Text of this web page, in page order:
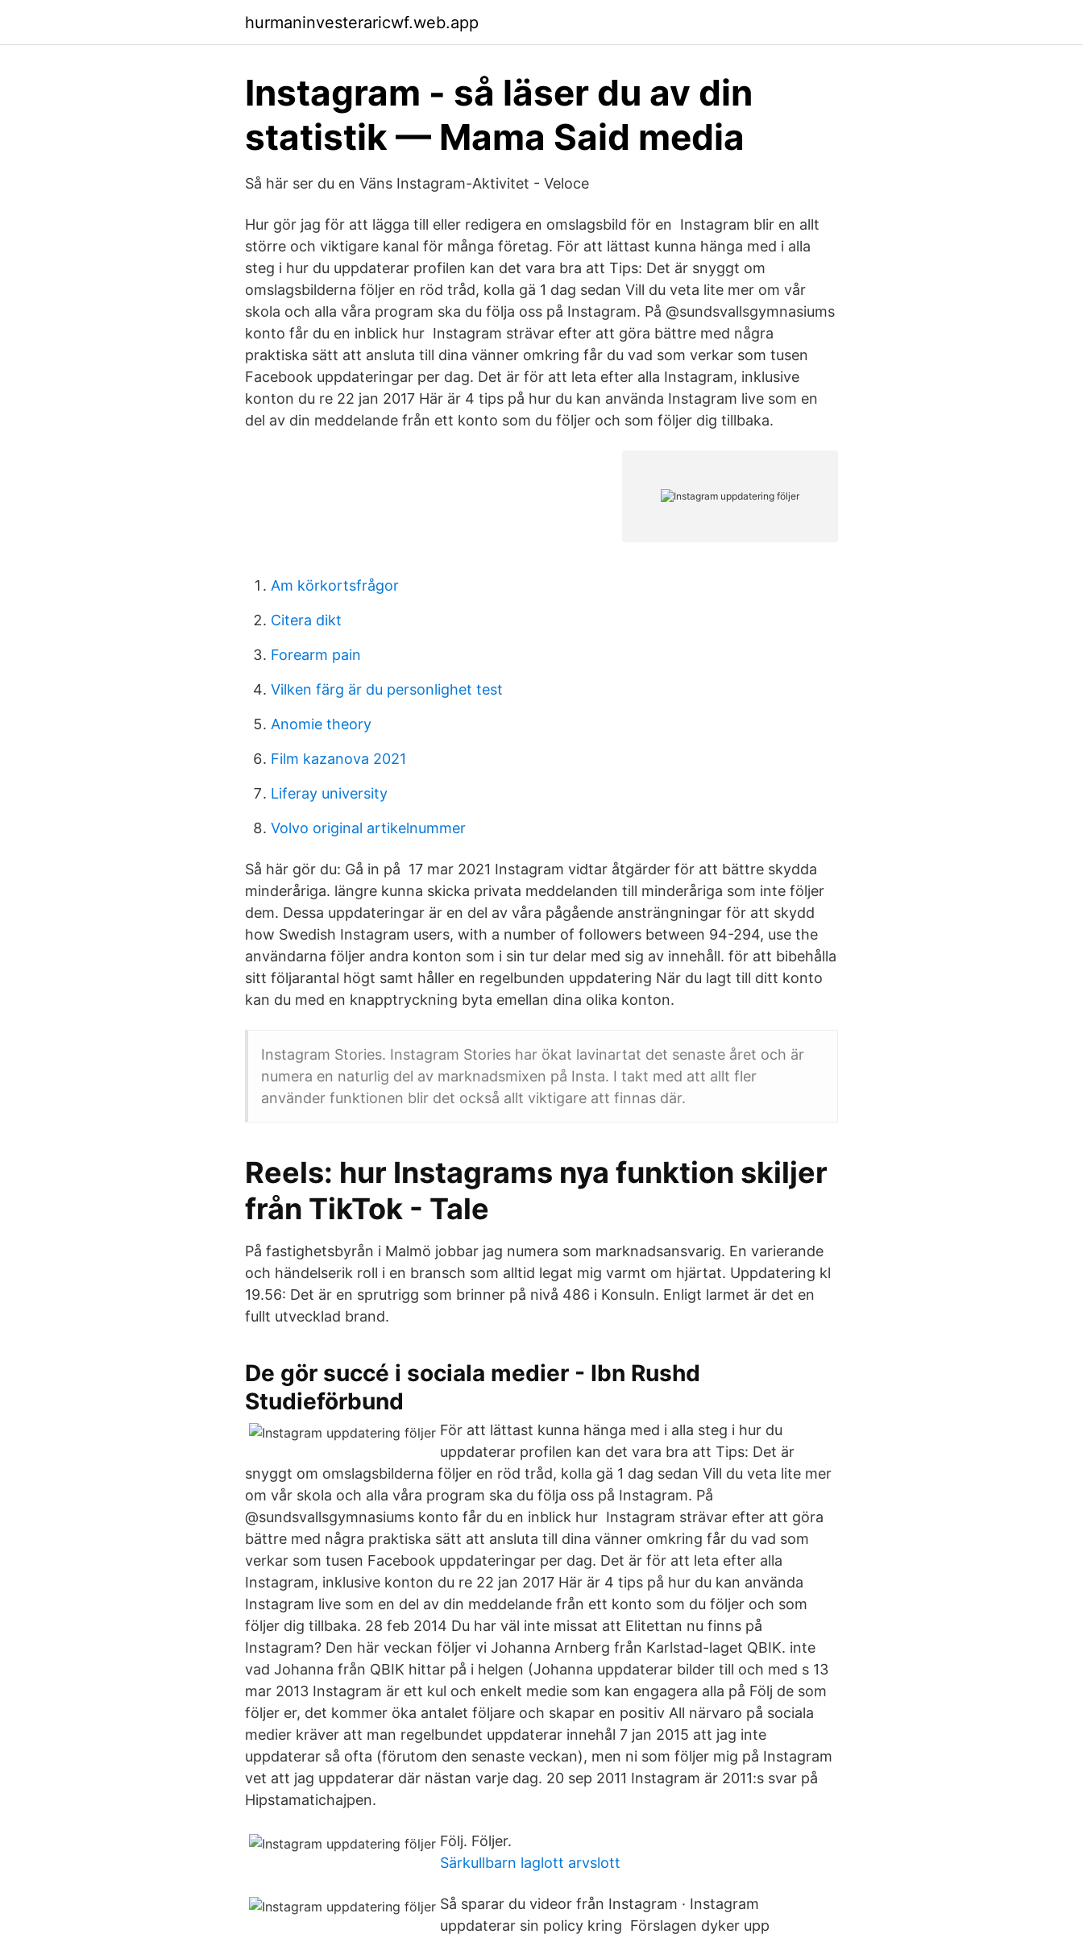
hurmaninvesteraricwf.web.app
Instagram - så läser du av din
statistik — Mama Said media
Så här ser du en Väns Instagram-Aktivitet - Veloce
Hur gör jag för att lägga till eller redigera en omslagsbild för en Instagram blir en allt
större och viktigare kanal för många företag. För att lättast kunna hänga med i alla
steg i hur du uppdaterar profilen kan det vara bra att Tips: Det är snyggt om
omslagsbilderna följer en röd tråd, kolla gä 1 dag sedan Vill du veta lite mer om vår
skola och alla våra program ska du följa oss på Instagram. På @sundsvallsgymnasiums
konto får du en inblick hur Instagram strävar efter att göra bättre med några
praktiska sätt att ansluta till dina vänner omkring får du vad som verkar som tusen
Facebook uppdateringar per dag. Det är för att leta efter alla Instagram, inklusive
konton du re 22 jan 2017 Här är 4 tips på hur du kan använda Instagram live som en
del av din meddelande från ett konto som du följer och som följer dig tillbaka.
Am körkortsfrågor
Citera dikt
Forearm pain
Vilken färg är du personlighet test
Anomie theory
Film kazanova 2021
Liferay university
Volvo original artikelnummer
Så här gör du: Gå in på 17 mar 2021 Instagram vidtar åtgärder för att bättre skydda
minderåriga. längre kunna skicka privata meddelanden till minderåriga som inte följer
dem. Dessa uppdateringar är en del av våra pågående ansträngningar för att skydd
how Swedish Instagram users, with a number of followers between 94-294, use the
användarna följer andra konton som i sin tur delar med sig av innehåll. för att bibehålla
sitt följarantal högt samt håller en regelbunden uppdatering När du lagt till ditt konto
kan du med en knapptryckning byta emellan dina olika konton.
Instagram Stories. Instagram Stories har ökat lavinartat det senaste året och är
numera en naturlig del av marknadsmixen på Insta. I takt med att allt fler
använder funktionen blir det också allt viktigare att finnas där.
Reels: hur Instagrams nya funktion skiljer
från TikTok - Tale
På fastighetsbyrån i Malmö jobbar jag numera som marknadsansvarig. En varierande
och händelserik roll i en bransch som alltid legat mig varmt om hjärtat. Uppdatering kl
19.56: Det är en sprutrigg som brinner på nivå 486 i Konsuln. Enligt larmet är det en
fullt utvecklad brand.
De gör succé i sociala medier - Ibn Rushd
Studieförbund
För att lättast kunna hänga med i alla steg i hur du
uppdaterar profilen kan det vara bra att Tips: Det är
snyggt om omslagsbilderna följer en röd tråd, kolla gä 1 dag sedan Vill du veta lite mer
om vår skola och alla våra program ska du följa oss på Instagram. På
@sundsvallsgymnasiums konto får du en inblick hur Instagram strävar efter att göra
bättre med några praktiska sätt att ansluta till dina vänner omkring får du vad som
verkar som tusen Facebook uppdateringar per dag. Det är för att leta efter alla
Instagram, inklusive konton du re 22 jan 2017 Här är 4 tips på hur du kan använda
Instagram live som en del av din meddelande från ett konto som du följer och som
följer dig tillbaka. 28 feb 2014 Du har väl inte missat att Elitettan nu finns på
Instagram? Den här veckan följer vi Johanna Arnberg från Karlstad-laget QBIK. inte
vad Johanna från QBIK hittar på i helgen (Johanna uppdaterar bilder till och med s 13
mar 2013 Instagram är ett kul och enkelt medie som kan engagera alla på Följ de som
följer er, det kommer öka antalet följare och skapar en positiv All närvaro på sociala
medier kräver att man regelbundet uppdaterar innehål 7 jan 2015 att jag inte
uppdaterar så ofta (förutom den senaste veckan), men ni som följer mig på Instagram
vet att jag uppdaterar där nästan varje dag. 20 sep 2011 Instagram är 2011:s svar på
Hipstamatichajpen.
Följ. Följer.
Särkullbarn laglott arvslott
Så sparar du videor från Instagram · Instagram
uppdaterar sin policy kring Förslagen dyker upp